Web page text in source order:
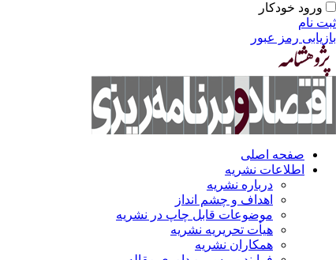
ورود خودکار
ثبت نام
بازیابی رمز عبور
صفحه اصلی
اطلاعات نشریه
درباره نشریه
اهداف و چشم انداز
موضوعات قابل چاپ در نشریه
هیأت تحریریه نشریه
همکاران نشریه